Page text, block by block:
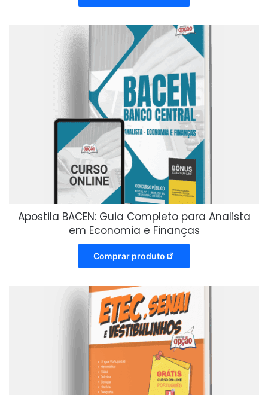
Apostila BACEN: Guia Completo para Analista
em Economia e Finanças
Comprar produto